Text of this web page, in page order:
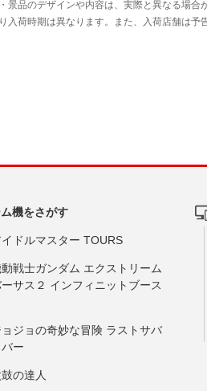
機をさがす
イドルマスター TOURS
戦士ガンダム エクストリーム
サス２ インフィニットブース
ョジョの奇妙な冒険 ラストサバ
ー
の達人